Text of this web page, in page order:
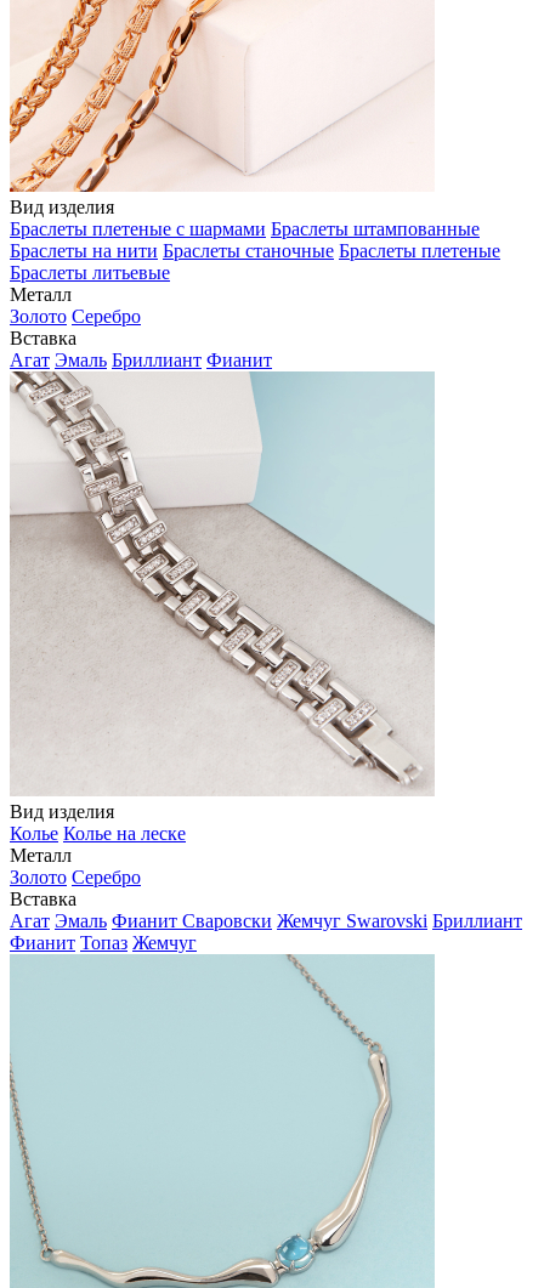
Вид изделия
Браслеты плетеные с шармами Браслеты штампованные
Браслеты на нити Браслеты станочные Браслеты плетеные
Браслеты литьевые
Металл
Золото Серебро
Вставка
Агат Эмаль Бриллиант Фианит
Вид изделия
Колье Колье на леске
Металл
Золото Серебро
Вставка
Агат Эмаль Фианит Сваровски Жемчуг Swarovski Бриллиант
Фианит Топаз Жемчуг